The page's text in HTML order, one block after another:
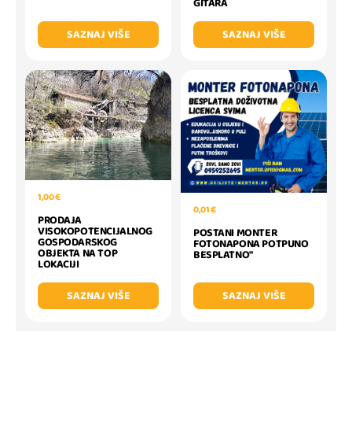
SAZNAJ VIŠE
SAZNAJ VIŠE
1,00 €
PRODAJA
VISOKOPOTENCIJALNOG
GOSPODARSKOG
OBJEKTA NA TOP
LOKACIJI
SAZNAJ VIŠE
0,01 €
POSTANI MONTER
FOTONAPONA POTPUNO
BESPLATNO"
SAZNAJ VIŠE